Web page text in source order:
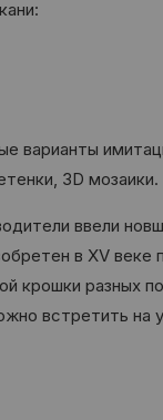
варианты
3D мозаики.
ввели
в XV веке
крошки разных
встретить на